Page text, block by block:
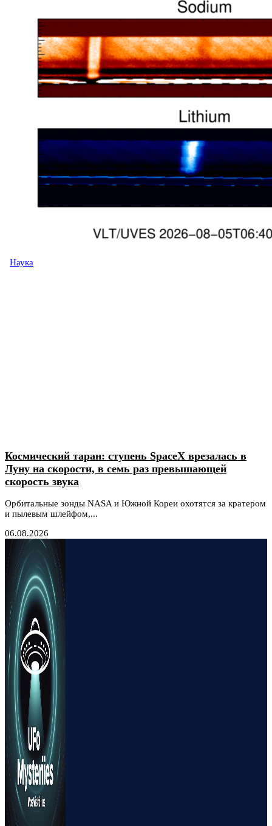
Наука
Космический таран: ступень SpaceX врезалась в
Луну на скорости, в семь раз превышающей
скорость звука
Орбитальные зонды NASA и Южной Кореи охотятся за кратером
и пылевым шлейфом,...
06.08.2026